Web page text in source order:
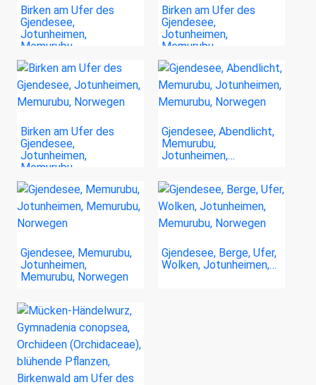
Birken am Ufer des
Gjendesee,
Jotunheimen,
Memurubu,…
Birken am Ufer des
Gjendesee,
Jotunheimen,
Memurubu,…
Birken am Ufer des
Gjendesee,
Jotunheimen,
Memurubu,…
Gjendesee, Abendlicht,
Memurubu,
Jotunheimen,…
Gjendesee, Memurubu,
Jotunheimen,
Memurubu, Norwegen
Gjendesee, Berge, Ufer,
Wolken, Jotunheimen,…